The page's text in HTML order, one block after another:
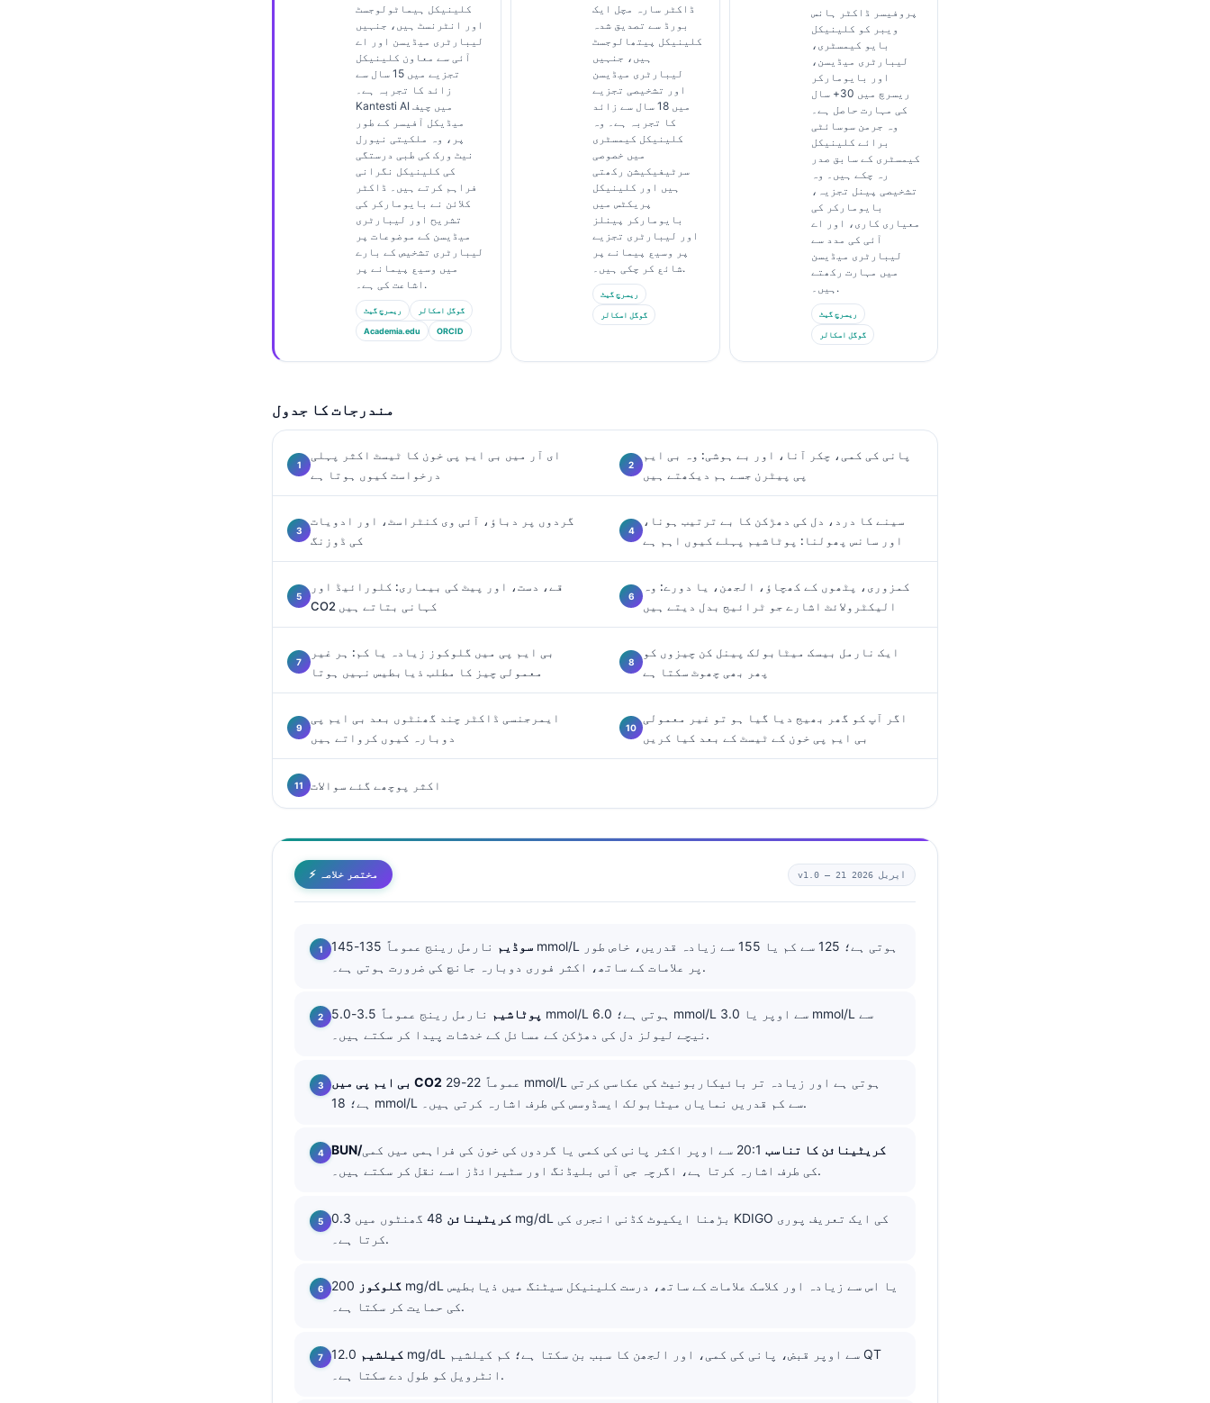
کلینیکل ہیماٹولوجسٹ
اور انٹرنسٹ ہیں، جنہیں
لیبارٹری میڈیسن اور اے
آئی سے معاون کلینیکل
تجزیے میں 15 سال سے
زائد کا تجربہ ہے۔
Kantesti AI میں چیف
میڈیکل آفیسر کے طور
پر، وہ ملکیتی نیورل
نیٹ ورک کی طبی درستگی
کی کلینیکل نگرانی
فراہم کرتے ہیں۔ ڈاکٹر
کلائن نے بایومارکر کی
تشریح اور لیبارٹری
میڈیسن کے موضوعات پر
لیبارٹری تشخیص کے بارے
میں وسیع پیمانے پر
اشاعت کی ہے۔.
ریسرچ گیٹ گوگل اسکالر
Academia.edu ORCID
ڈاکٹر سارہ مچل ایک
بورڈ سے تصدیق شدہ
کلینیکل پیتھالوجسٹ
ہیں، جنہیں
لیبارٹری میڈیسن
اور تشخیصی تجزیے
میں 18 سال سے زائد
کا تجربہ ہے۔ وہ
کلینیکل کیمسٹری
میں خصوصی
سرٹیفیکیشن رکھتی
ہیں اور کلینیکل
پریکٹس میں
بایومارکر پینلز
اور لیبارٹری تجزیے
پر وسیع پیمانے پر
شائع کر چکی ہیں۔.
ریسرچ گیٹ
گوگل اسکالر
پروفیسر ڈاکٹر ہانس
ویبر کو کلینیکل
بایو کیمسٹری،
لیبارٹری میڈیسن،
اور بایومارکر
ریسرچ میں 30+ سال
کی مہارت حاصل ہے۔
وہ جرمن سوسائٹی
برائے کلینیکل
کیمسٹری کے سابق صدر
رہ چکے ہیں۔ وہ
تشخیصی پینل تجزیہ،
بایومارکر کی
معیاری کاری، اور اے
آئی کی مدد سے
لیبارٹری میڈیسن
میں مہارت رکھتے
ہیں۔.
ریسرچ گیٹ
گوگل اسکالر
مندرجات کا جدول
ای آر میں بی ایم پی خون کا ٹیسٹ اکثر پہلی
درخواست کیوں ہوتا ہے
پانی کی کمی، چکر آنا، اور بے ہوشی: وہ بی ایم
پی پیٹرن جسے ہم دیکھتے ہیں
گردوں پر دباؤ، آئی وی کنٹراسٹ، اور ادویات
کی ڈوزنگ
سینے کا درد، دل کی دھڑکن کا بے ترتیب ہونا،
اور سانس پھولنا: پوٹاشیم پہلے کیوں اہم ہے
قے، دست، اور پیٹ کی بیماری: کلورائیڈ اور
CO2 کہانی بتاتے ہیں
کمزوری، پٹھوں کے کھچاؤ، الجھن، یا دورے: وہ
الیکٹرولائٹ اشارے جو ٹرائیج بدل دیتے ہیں
بی ایم پی میں گلوکوز زیادہ یا کم: ہر غیر
معمولی چیز کا مطلب ذیابطیس نہیں ہوتا
ایک نارمل بیسک میٹابولک پینل کن چیزوں کو
پھر بھی چھوٹ سکتا ہے
ایمرجنسی ڈاکٹر چند گھنٹوں بعد بی ایم پی
دوبارہ کیوں کرواتے ہیں
اگر آپ کو گھر بھیج دیا گیا ہو تو غیر معمولی
بی ایم پی خون کے ٹیسٹ کے بعد کیا کریں
اکثر پوچھے گئے سوالات
⚡ مختصر خلاصہ v1.0 — 21 اپریل 2026
سوڈیم
نارمل رینج عموماً 135-145 mmol/L ہوتی ہے؛ 125 سے کم یا 155 سے زیادہ قدریں، خاص طور
پر علامات کے ساتھ، اکثر فوری دوبارہ جانچ کی ضرورت ہوتی ہے۔.
پوٹاشیم
نارمل رینج عموماً 3.5-5.0 mmol/L ہوتی ہے؛ 6.0 mmol/L سے اوپر یا 3.0 mmol/L سے
نیچے لیولز دل کی دھڑکن کے مسائل کے خدشات پیدا کر سکتے ہیں۔.
بی ایم پی میں CO2
ہے؛ 18 mmol/L سے کم قدریں نمایاں میٹابولک ایسڈوسس کی طرف اشارہ کرتی ہیں۔.
BUN/کریٹینائن کا تناسب
20:1 سے اوپر اکثر پانی کی کمی یا گردوں کی خون کی فراہمی میں کمی
کی طرف اشارہ کرتا ہے، اگرچہ جی آئی بلیڈنگ اور سٹیرائڈز اسے نقل کر سکتے ہیں۔.
کریٹینائن
48 گھنٹوں میں 0.3 mg/dL بڑھنا ایکیوٹ کڈنی انجری کی KDIGO کی ایک تعریف پوری
کرتا ہے۔.
گلوکوز 200 mg/dL یا اس سے زیادہ اور کلاسک علامات کے ساتھ، درست کلینیکل سیٹنگ میں ذیابطیس
کی حمایت کر سکتا ہے۔.
کیلشیم 12.0 mg/dL سے اوپر قبض، پانی کی کمی، اور الجھن کا سبب بن سکتا ہے؛ کم کیلشیم QT
انٹرویل کو طول دے سکتا ہے۔.